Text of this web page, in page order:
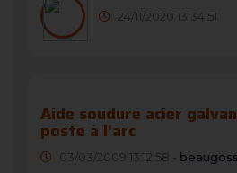
24/11/2020 13:34:51
Aide soudure acier
poste à l'arc
03/03/2009 13:12:58 -